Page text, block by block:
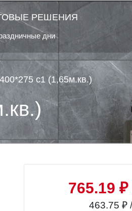
РЕШЕНИЯ
дни
с1 (1,65м.кв.)
765.19 ₽
463.75 ₽